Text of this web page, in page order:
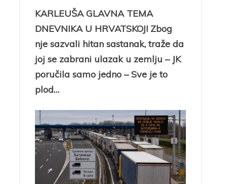
KARLEUŠA GLAVNA TEMA
DNEVNIKA U HRVATSKOJ! Zbog
nje sazvali hitan sastanak, traže da
joj se zabrani ulazak u zemlju – JK
poručila samo jedno – Sve je to
plod…